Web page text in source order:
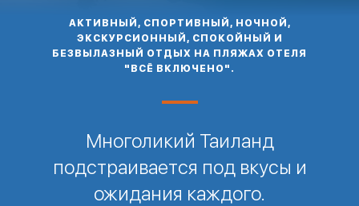
АКТИВНЫЙ, СПОРТИВНЫЙ, НОЧНОЙ,
ЭКСКУРСИОННЫЙ, СПОКОЙНЫЙ
И
БЕЗВЫЛАЗНЫЙ ОТДЫХ НА ПЛЯЖАХ ОТЕЛЯ
"ВСЁ ВКЛЮЧЕНО".
Многоликий Таиланд
подстраивается под вкусы и
ожидания каждого.